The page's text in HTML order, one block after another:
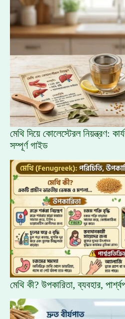
মেথি দিয়ে কোলেস্টেরল নিয়ন্ত্রণ:
সম্পূর্ণ গাইড
মেথি কী? উপকারিতা, ব্যবহার,